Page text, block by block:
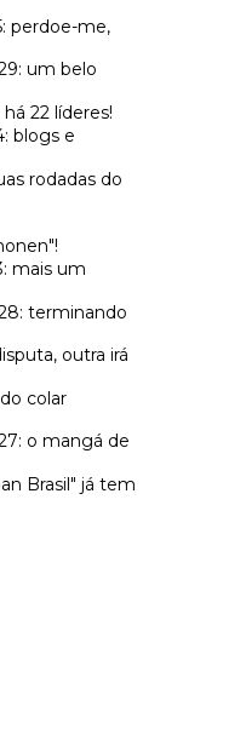
perdoe-me,
um belo
22 líderes!
blogs e
rodadas do
mais um
terminando
outra irá
colar
o mangá de
Brasil" já tem